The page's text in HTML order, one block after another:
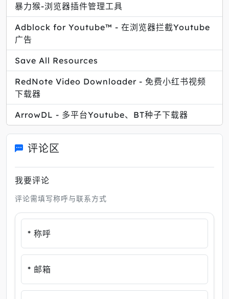
暴力猴-浏览器插件管理工具
Adblock for Youtube™ - 在浏览器拦截Youtube
广告
Save All Resources
RedNote Video Downloader - 免费小红书视频
下载器
ArrowDL - 多平台Youtube、BT种子下载器
评论区
我要评论
评论需填写称呼与联系方式
* 称呼
* 邮箱